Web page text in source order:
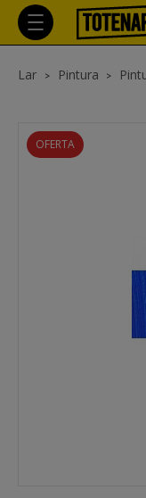
Lar Pintura
OFERTA